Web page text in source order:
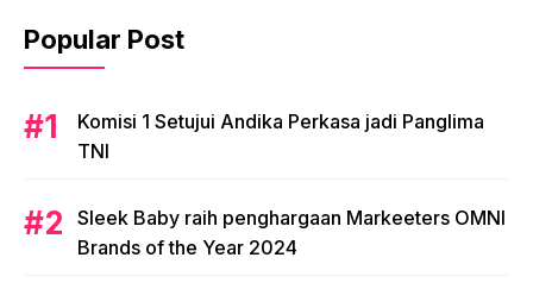
Popular Post
Komisi 1 Setujui Andika Perkasa jadi Panglima
TNI
Sleek Baby raih penghargaan Markeeters OMNI
Brands of the Year 2024